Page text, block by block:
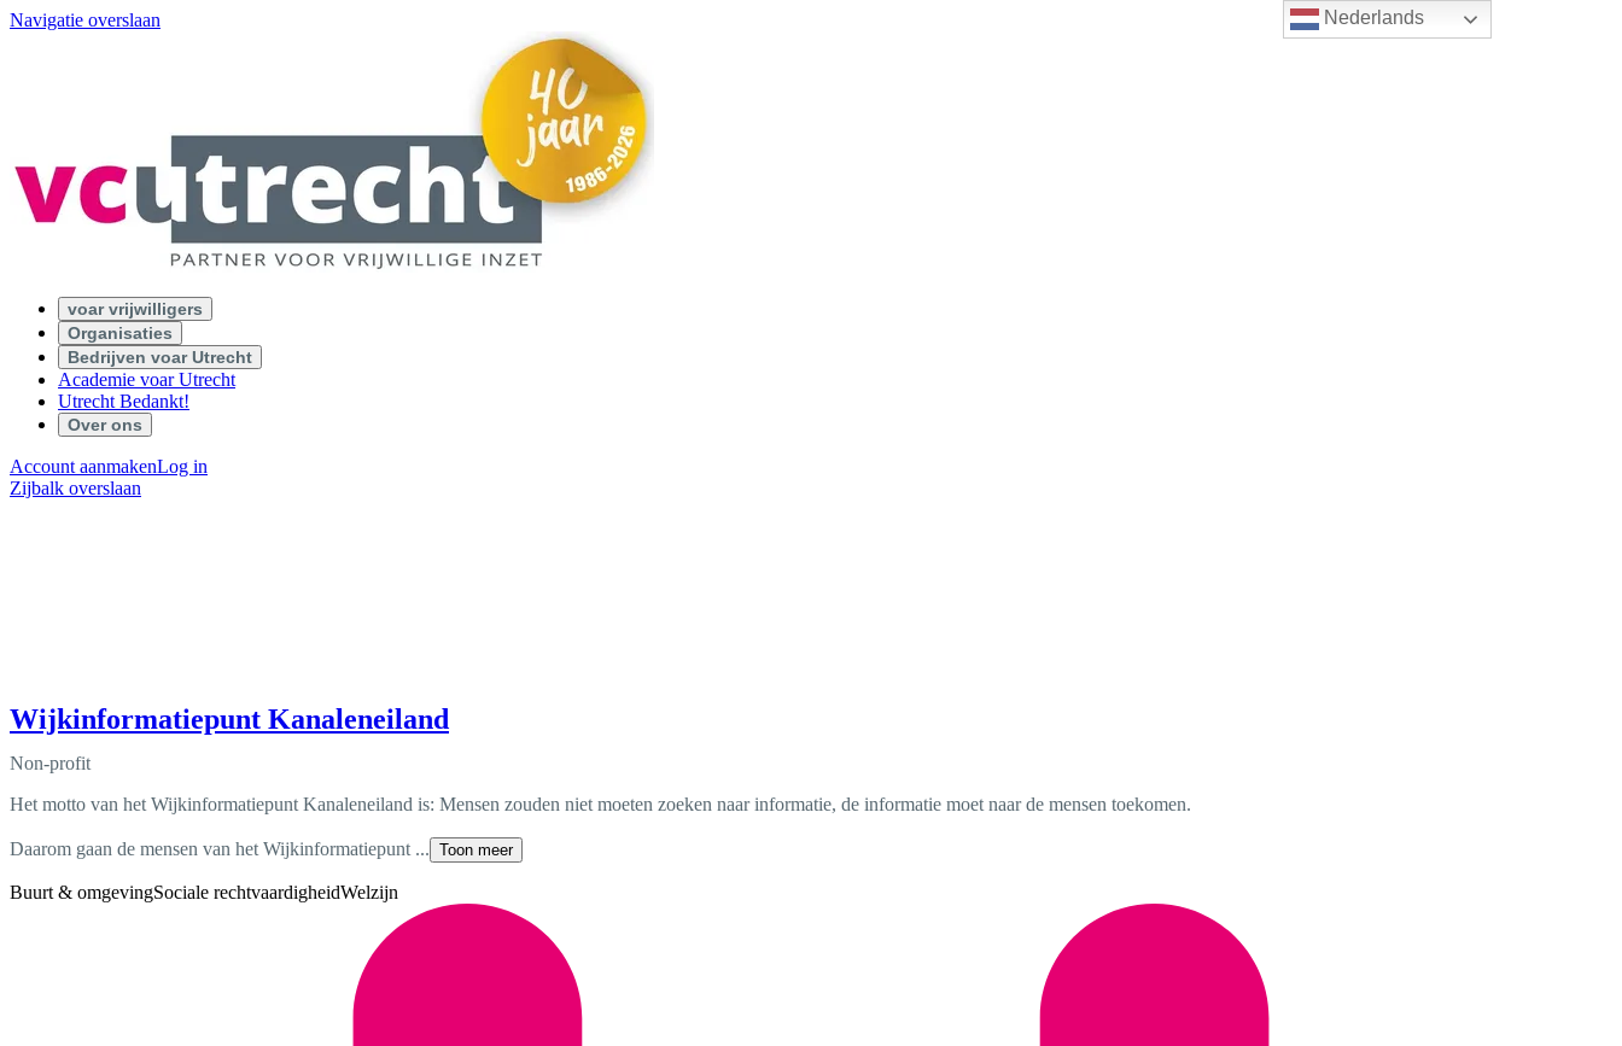
Nederlands
Navigatie overslaan
voar vrijwilligers
Organisaties
Bedrijven voar Utrecht
Academie voar Utrecht
Utrecht Bedankt!
Over ons
Account aanmakenLog in
Zijbalk overslaan
Wijkinformatiepunt Kanaleneiland
Non-profit
Het motto van het Wijkinformatiepunt Kanaleneiland is: Mensen zouden niet moeten zoeken naar informatie, de informatie moet naar de mensen toekomen.
Daarom gaan de mensen van het Wijkinformatiepunt ... Toon meer
Buurt & omgevingSociale rechtvaardigheidWelzijn